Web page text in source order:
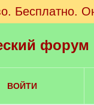
Бесплатно.
ВОЙТИ